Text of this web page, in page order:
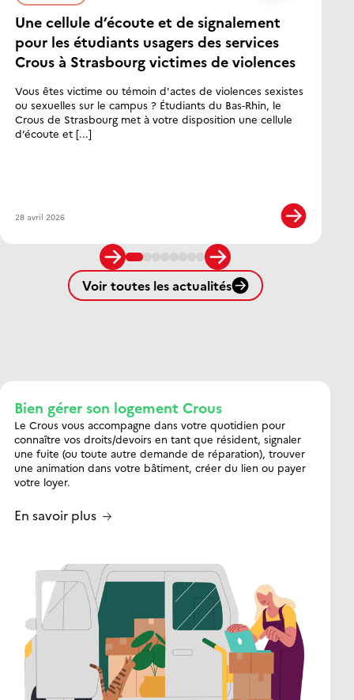
Voir toutes les actualités
Une cellule d’écoute et de signalement
pour les étudiants usagers des services
Crous à Strasbourg victimes de violences
Vous êtes victime ou témoin d'actes de violences sexistes
ou sexuelles sur le campus ? Étudiants du Bas‑Rhin, le
Crous de Strasbourg met à votre disposition une cellule
d’écoute et [...]
28 avril 2026
Bien gérer son logement Crous
Le Crous vous accompagne dans votre quotidien pour
connaître vos droits/devoirs en tant que résident, signaler
une fuite (ou toute autre demande de réparation), trouver
une animation dans votre bâtiment, créer du lien ou payer
votre loyer.
En savoir plus